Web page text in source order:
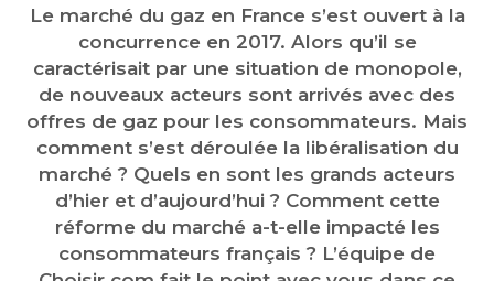
Le marché du gaz en France s’est ouvert à la
concurrence en 2017. Alors qu’il se
caractérisait par une situation de monopole,
de nouveaux acteurs sont arrivés avec des
offres de gaz pour les consommateurs. Mais
comment s’est déroulée la libéralisation du
marché ? Quels en sont les grands acteurs
d’hier et d’aujourd’hui ? Comment cette
réforme du marché a-t-elle impacté les
consommateurs français ? L’équipe de